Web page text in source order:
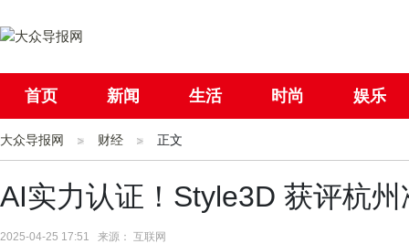
首页 新闻 生活 时尚 娱乐
社会 国际
大众导报网 财经 正文
AI实力认证！Style3D 获评杭州
2025-04-25 17:51 来源： 互联网